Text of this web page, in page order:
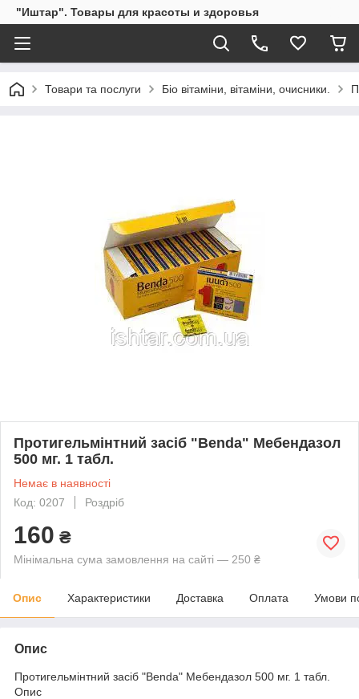
"Иштар". Товары для красоты и здоровья
Товари та послуги Біо вітаміни, вітаміни, очисники.
Протигельмінтний засіб "Benda" Мебендазол
500 мг. 1 табл.
Немає в наявності
Код: 0207
Роздріб
160 ₴
Мінімальна сума замовлення на сайті — 250 ₴
Опис Характеристики Доставка Оплата Умови
Опис
Протигельмінтний засіб "Benda" Мебендазол 500 мг. 1 табл.
Опис